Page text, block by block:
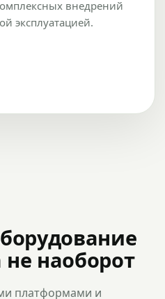
внедрений
эксплуатацией.
не наоборот
платформами и